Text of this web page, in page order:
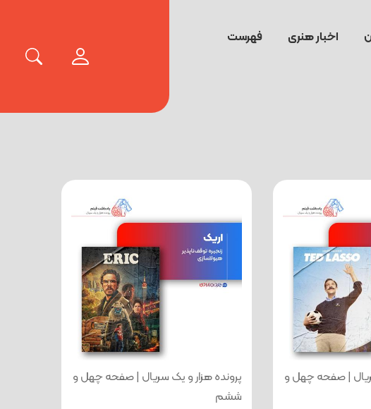
اخبار هنری فهرست
| صفحه چهل و
پرونده هزار و یک سریال | صفحه چهل و
ششم